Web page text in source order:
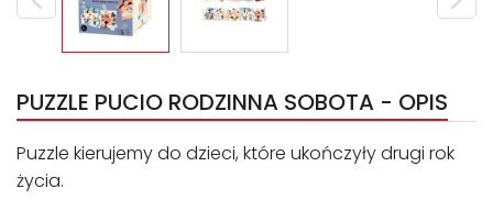
PUZZLE PUCIO RODZINNA SOBOTA - OPIS
Puzzle kierujemy do dzieci, które ukończyły drugi rok
życia.